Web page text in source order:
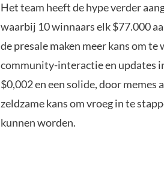
Het team heeft de hype verder
waarbij 10 winnaars elk $77.000
de presale maken meer kans om
community-interactie en updates
$0,002 en een solide, door
zeldzame kans om vroeg in te
kunnen worden.